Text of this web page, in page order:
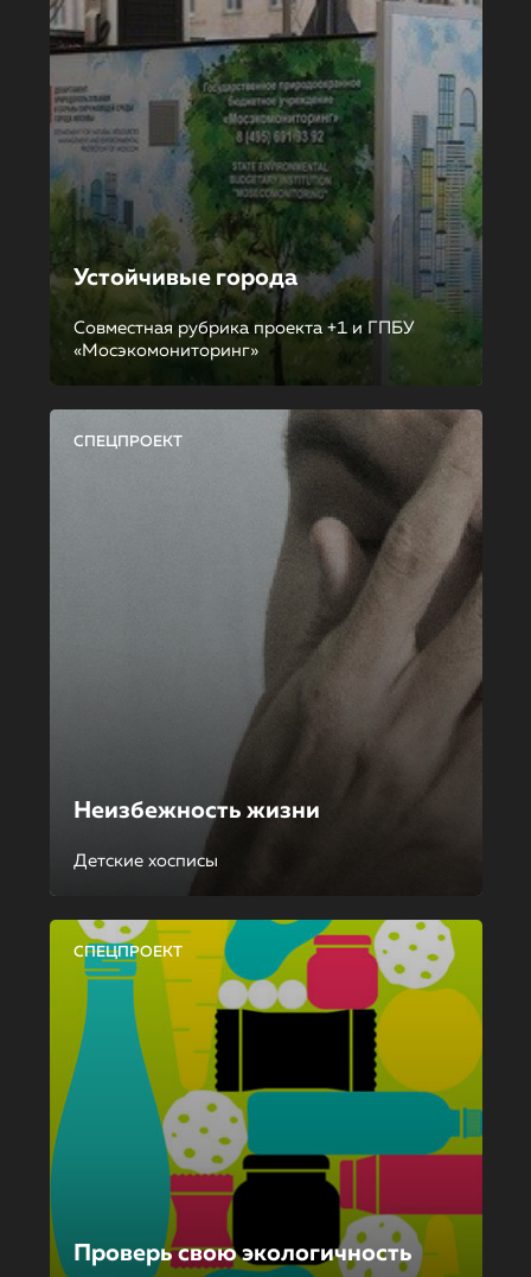
Устойчивые города
Совместная рубрика проекта +1 и ГПБУ
«Мосэкомониторинг»
СПЕЦПРОЕКТ
Неизбежность жизни
Детские хосписы
СПЕЦПРОЕКТ
Проверь свою экологичность